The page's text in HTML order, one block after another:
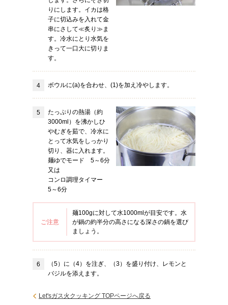
りにします。イカは格
子に切込みを入れて金
串にさして≪炙り≫ま
す。冷水にとり水気を
きって一口大に切りま
す。
ボウルに(a)を合わせ、(1)を加え冷やします。
たっぷりの熱湯（約
3000ml）を沸かしひ
やむぎを茹で、冷水に
とって水気をしっかり
切り、器に入れます。
麺ゆでモード 5～6分
又は
コンロ調理タイマー
5～6分
ご注意
麺100gに対して水1000mlが目安です。水
が鍋の約半分の高さになる深さの鍋を選び
ましょう。
（5）に（4）を注ぎ、（3）を盛り付け、レモンと
バジルを添えます。
Let'sガス火クッキング TOPページへ戻る